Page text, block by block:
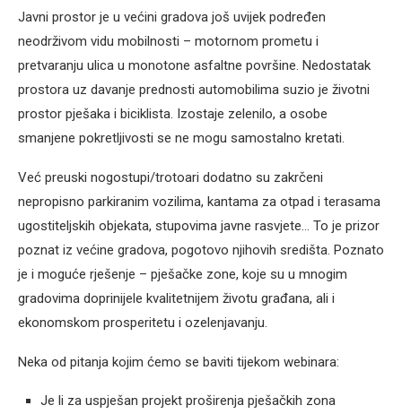
Javni prostor je u većini gradova još uvijek podređen
neodrživom vidu mobilnosti – motornom prometu i
pretvaranju ulica u monotone asfaltne površine. Nedostatak
prostora uz davanje prednosti automobilima suzio je životni
prostor pješaka i biciklista. Izostaje zelenilo, a osobe
smanjene pokretljivosti se ne mogu samostalno kretati.
Već preuski nogostupi/trotoari dodatno su zakrčeni
nepropisno parkiranim vozilima, kantama za otpad i terasama
ugostiteljskih objekata, stupovima javne rasvjete… To je prizor
poznat iz većine gradova, pogotovo njihovih središta. Poznato
je i moguće rješenje – pješačke zone, koje su u mnogim
gradovima doprinijele kvalitetnijem životu građana, ali i
ekonomskom prosperitetu i ozelenjavanju.
Neka od pitanja kojim ćemo se baviti tijekom webinara:
Je li za uspješan projekt proširenja pješačkih zona